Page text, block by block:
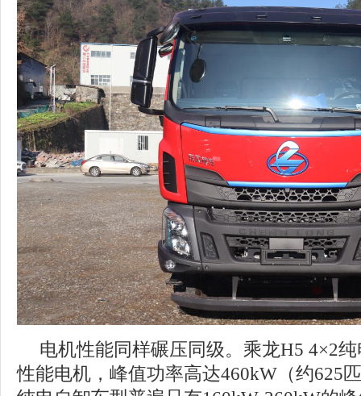
电机性能同样碾压同级。乘龙H5 4×2
性能电机，峰值功率高达460kW（约625